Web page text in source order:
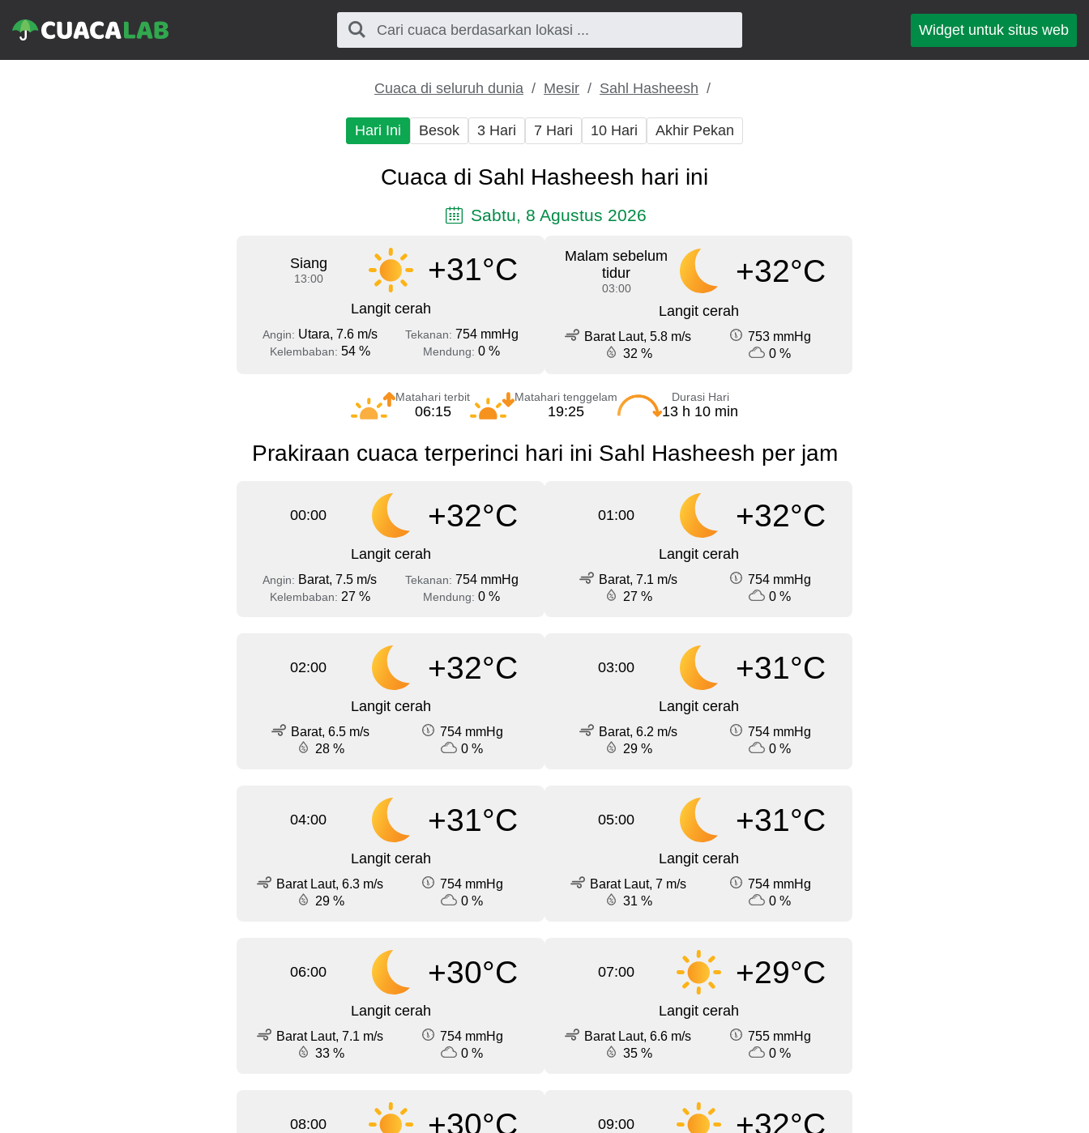
Widget untuk situs web
Cuaca di seluruh dunia Mesir Sahl Hasheesh
Hari Ini Besok 3 Hari 7 Hari 10 Hari Akhir Pekan
Cuaca di Sahl Hasheesh hari ini
Sabtu, 8 Agustus 2026
Siang
13:00 +31°C
Langit cerah
Angin: Utara, 7.6 m/s Tekanan: 754 mmHg
Kelembaban: 54 % Mendung: 0 %
Malam sebelum
tidur
03:00 +32°C
Langit cerah
Barat Laut, 5.8 m/s
753 mmHg
32 %
0 %
Matahari terbit
06:15
Matahari tenggelam
19:25
Durasi Hari
13 h 10 min
Prakiraan cuaca terperinci hari ini Sahl Hasheesh per jam
00:00 +32°C
Langit cerah
Angin: Barat, 7.5 m/s Tekanan: 754 mmHg
Kelembaban: 27 % Mendung: 0 %
01:00 +32°C
Langit cerah
Barat, 7.1 m/s
754 mmHg
27 %
0 %
02:00 +32°C
Langit cerah
Barat, 6.5 m/s
754 mmHg
28 %
0 %
03:00 +31°C
Langit cerah
Barat, 6.2 m/s
754 mmHg
29 %
0 %
04:00 +31°C
Langit cerah
Barat Laut, 6.3 m/s
754 mmHg
29 %
0 %
05:00 +31°C
Langit cerah
Barat Laut, 7 m/s
754 mmHg
31 %
0 %
06:00 +30°C
Langit cerah
Barat Laut, 7.1 m/s
754 mmHg
33 %
0 %
07:00 +29°C
Langit cerah
Barat Laut, 6.6 m/s
755 mmHg
35 %
0 %
08:00 +30°C 09:00 +32°C